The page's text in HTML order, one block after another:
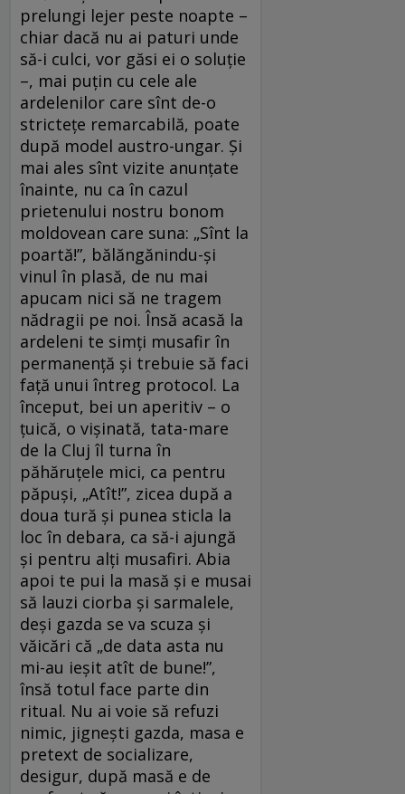
prelungi lejer peste noapte –
chiar dacă nu ai paturi unde
să-i culci, vor găsi ei o soluție
–, mai puțin cu cele ale
ardelenilor care sînt de-o
strictețe remarcabilă, poate
după model austro-ungar. Și
mai ales sînt vizite anunțate
înainte, nu ca în cazul
prietenului nostru bonom
moldovean care suna: „Sînt la
poartă!”, bălăngănindu-și
vinul în plasă, de nu mai
apucam nici să ne tragem
nădragii pe noi. Însă acasă la
ardeleni te simți musafir în
permanență și trebuie să faci
față unui întreg protocol. La
început, bei un aperitiv – o
țuică, o vișinată, tata-mare
de la Cluj îl turna în
păhăruțele mici, ca pentru
păpuși, „Atît!”, zicea după a
doua tură și punea sticla la
loc în debara, ca să-i ajungă
și pentru alți musafiri. Abia
apoi te pui la masă și e musai
să lauzi ciorba și sarmalele,
deși gazda se va scuza și
văicări că „de data asta nu
mi-au ieșit atît de bune!”,
însă totul face parte din
ritual. Nu ai voie să refuzi
nimic, jignești gazda, masa e
pretext de socializare,
desigur, după masă e de